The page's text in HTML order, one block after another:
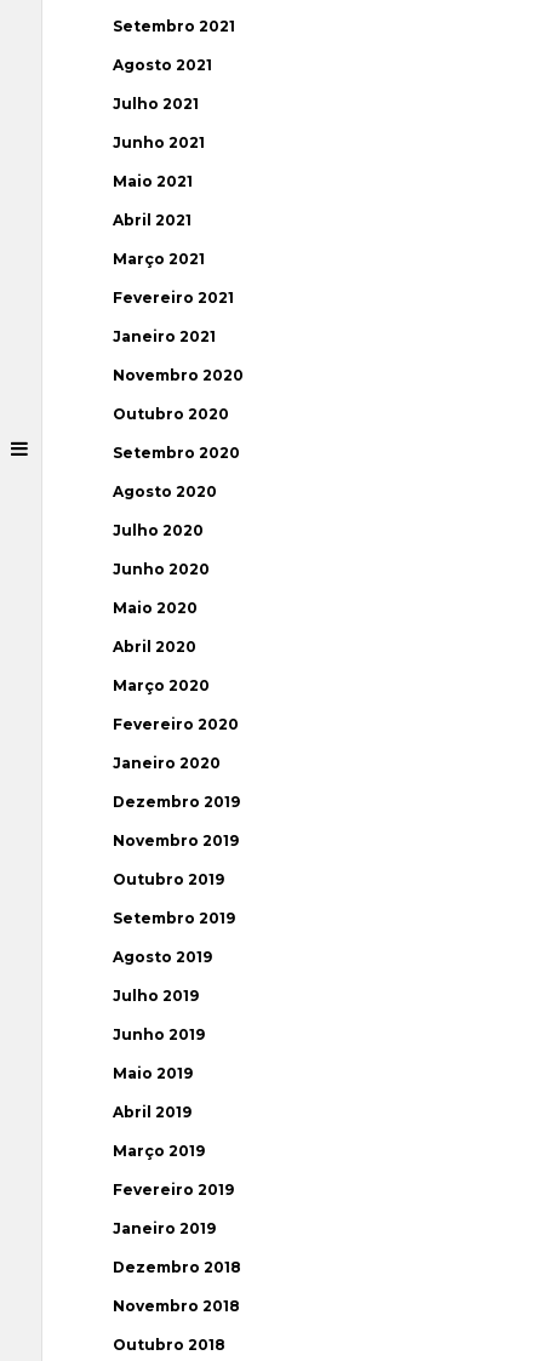
Setembro 2021
Agosto 2021
Julho 2021
Junho 2021
Maio 2021
Abril 2021
Março 2021
Fevereiro 2021
Janeiro 2021
Novembro 2020
Outubro 2020
Setembro 2020
Agosto 2020
Julho 2020
Junho 2020
Maio 2020
Abril 2020
Março 2020
Fevereiro 2020
Janeiro 2020
Dezembro 2019
Novembro 2019
Outubro 2019
Setembro 2019
Agosto 2019
Julho 2019
Junho 2019
Maio 2019
Abril 2019
Março 2019
Fevereiro 2019
Janeiro 2019
Dezembro 2018
Novembro 2018
Outubro 2018